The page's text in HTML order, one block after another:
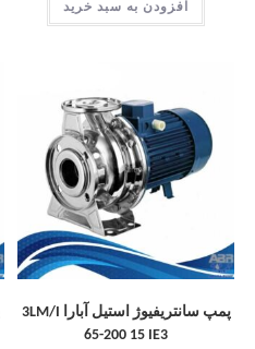
افزودن به سبد خرید
پمپ سانتریفیوژ استیل آبارا 3LM/I
65-200 15 IE3